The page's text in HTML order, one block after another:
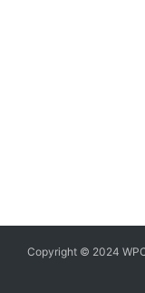
Copyright © 2024